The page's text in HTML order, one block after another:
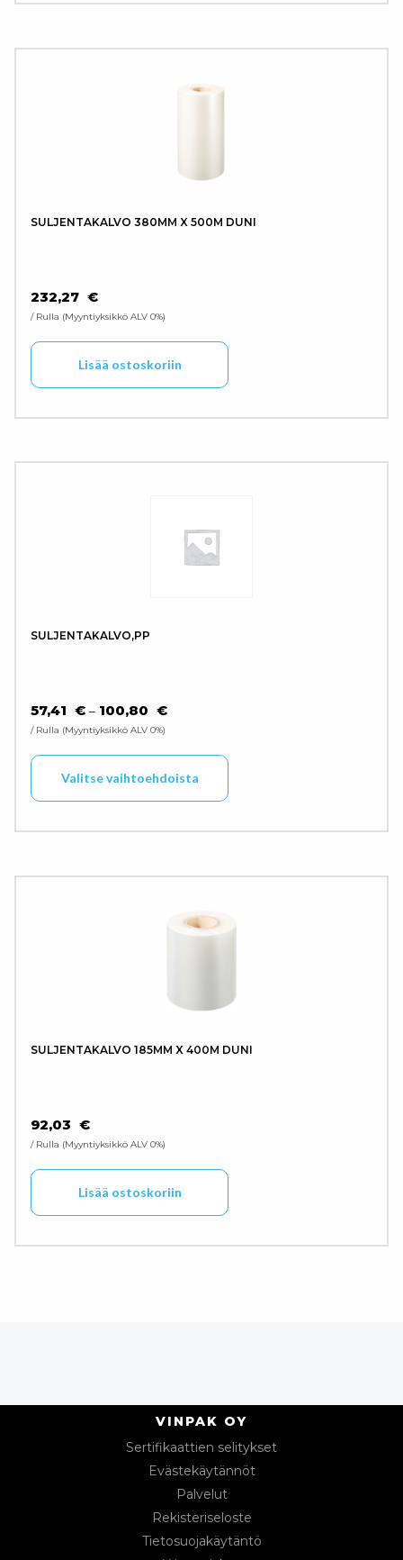
SULJENTAKALVO 380MM X 500M DUNI
232,27 €
/ Rulla Myyntiyksikkö ALV 0%
Lisää ostoskoriin
SULJENTAKALVO,PP
57,41 € – 100,80 €HINTALUOKKA: 57,41 € - 100,80 €
/ Rulla Myyntiyksikkö ALV 0%
Valitse vaihtoehdoista
SULJENTAKALVO 185MM X 400M DUNI
92,03 €
/ Rulla Myyntiyksikkö ALV 0%
Lisää ostoskoriin
VINPAK OY
Sertifikaattien selitykset
Evästekäytännöt
Palvelut
Rekisteriseloste
Tietosuojakäytäntö